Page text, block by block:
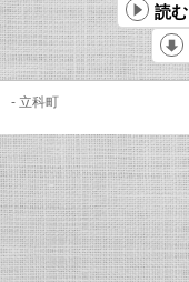
読む
- 立科町